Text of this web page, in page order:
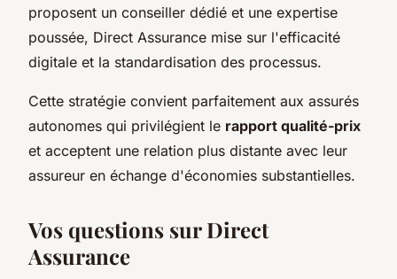
proposent un conseiller dédié et une expertise
poussée, Direct Assurance mise sur l'efficacité
digitale et la standardisation des processus.
Cette stratégie convient parfaitement aux assurés
autonomes qui privilégient le rapport qualité-prix
et acceptent une relation plus distante avec leur
assureur en échange d'économies substantielles.
Vos questions sur Direct
Assurance